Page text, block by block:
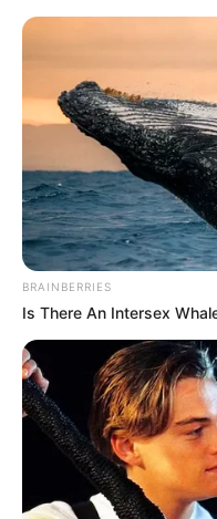
Organizador
materiais
BRAINBERRIES
Is There An Intersex